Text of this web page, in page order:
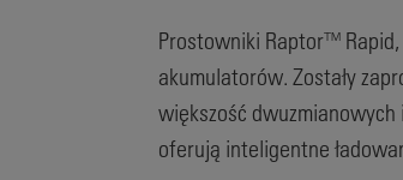
Prostowniki Raptor™
akumulatorów. Zostały
większość
oferują inteligentne